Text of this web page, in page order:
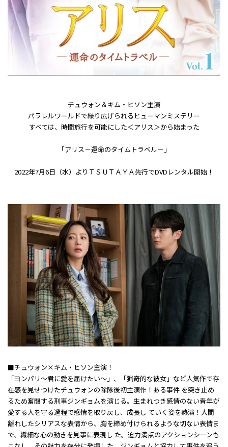
チュウォン＆キム・ヒソン主演
パラレルワールドで繰り広げられるヒューマンミステリー
すべては、時間旅行を可能にした＜アリス＞から始まった――
「アリス－運命のタイムトラベル－」
2022年7月6日（水）よりＴＳＵＴＡＹＡ先行でDVDレンタル開始！
■チュウォン×キム・ヒソン主演！
「ヨンパリ～君に愛を届けたい～」、「猟奇的な彼女」など人気作で存
在感を見せつけたチュウォンの除隊後初主演作！ある事件 を突き止め
るため奮闘する刑事ジンギョムを演じる。生まれつき感情のない青年が
愛する人を守る過程で感情を取り戻し、成長し ていく姿を熱演！人間
離れしたシリアスな表情から、胸を締め付けられるような切ない表情ま
で、繊細な心の動きを見事に表現し た。迫力満点のアクションシーンも